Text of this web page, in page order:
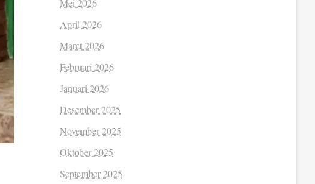
April 2026
Maret 2026
Februari 2026
Januari 2026
Desember 2025
November 2025
Oktober 2025
September 2025